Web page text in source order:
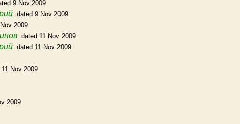
9 Nov 2009
dated 9 Nov 2009
2009
dated 11 Nov 2009
dated 11 Nov 2009
Nov 2009
2009